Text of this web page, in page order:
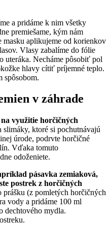
a pridáme k nim všetky
premiešame, kým nám
masku aplikujeme od korienkov
Vlasy zabalíme do fólie
uteráka. Necháme pôsobiť pol
hlavy cítiť príjemné teplo.
spôsobom.
v záhrade
využitie horčičných
slimáky, ktoré si pochutnávajú
úrode, podrvte horčičné
Vďaka tomuto
odoženiete.
pásavka zemiaková,
postrek z horčičných
(z pomletých horčičných
vody a pridáme 100 ml
dechtového mydla.